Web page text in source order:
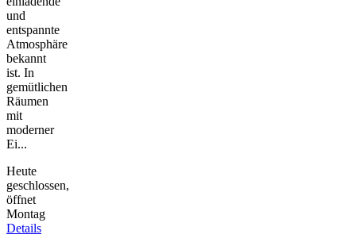
und
entspannte
Atmosphäre
bekannt
ist. In
gemütlichen
Räumen
mit
moderner
Ei...
Heute
geschlossen,
öffnet
Montag
Details